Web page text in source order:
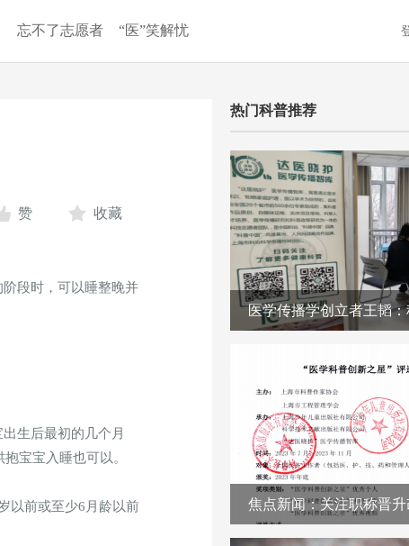
忘不了志愿者 “医”笑解忧
收藏
赞
段时，可以睡整晚并
生后最初的几个月
宝宝入睡也可以。
以前或至少6月龄以前
热门科普推荐
医学传播学创立者王韬